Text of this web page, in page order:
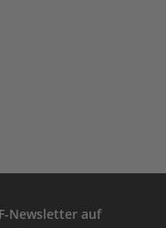
Newsletter auf